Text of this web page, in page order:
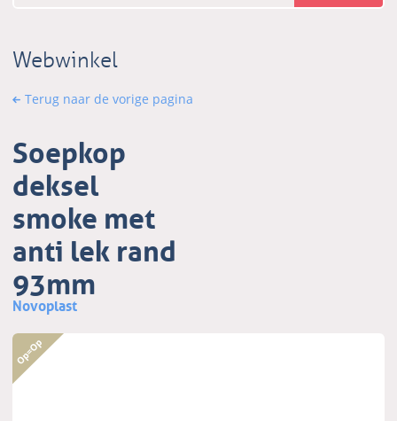
Webwinkel
Terug naar de vorige pagina
Soepkop
deksel
smoke met
anti lek rand
93mm
Novoplast